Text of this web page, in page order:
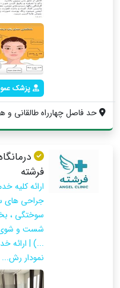
پزشک
حد فاصل چهارراه طالقانی و
فرشته
جراحی های
سوختگی ،
شست و
...) | ارائه
نمودار رش...